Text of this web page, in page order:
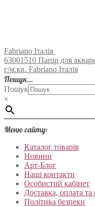
Fabriano Італія
63001510 Папір для
г/м.кв. Fabriano Італія
Пошук…
Пошук
×
Меню сайту:
Каталог товарів
Новини
Арт-Блог
Наші контакти
Особистий кабінет
Доставка, оплата
Політика безпеки